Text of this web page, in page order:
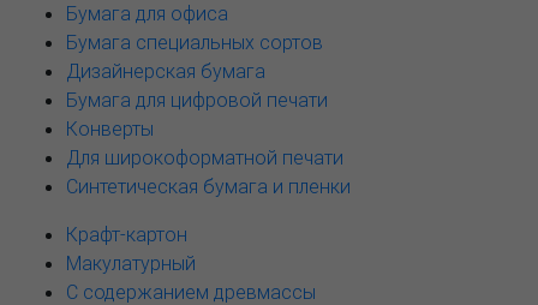
Бумага для офиса
Бумага специальных сортов
Дизайнерская бумага
Бумага для цифровой печати
Конверты
Для широкоформатной печати
Синтетическая бумага и пленки
Крафт-картон
Макулатурный
С содержанием древмассы